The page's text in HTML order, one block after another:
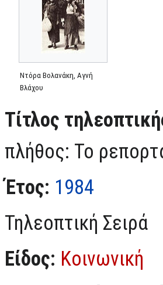
Ντόρα Βολανάκη, Αγνή
Βλάχου
Τίτλος
πλήθος: Το
Έτος: 1984
Τηλεοπτική Σειρά
Είδος: Κοινωνική